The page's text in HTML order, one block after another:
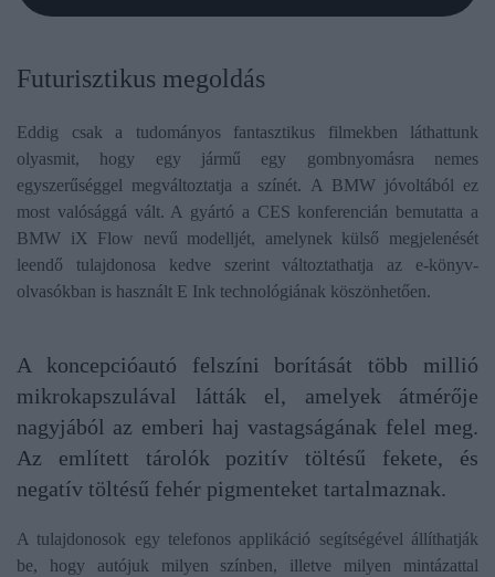
Futurisztikus megoldás
Eddig csak a tudományos fantasztikus filmekben láthattunk
olyasmit, hogy egy jármű egy gombnyomásra nemes
egyszerűséggel megváltoztatja a színét. A BMW jóvoltából ez
most valósággá vált. A gyártó a CES konferencián bemutatta a
BMW iX Flow nevű modelljét, amelynek külső megjelenését
leendő tulajdonosa kedve szerint változtathatja az e-könyv-
olvasókban is használt E Ink technológiának köszönhetően.
A koncepcióautó felszíni borítását több millió
mikrokapszulával látták el, amelyek átmérője
nagyjából az emberi haj vastagságának felel meg.
Az említett tárolók pozitív töltésű fekete, és
negatív töltésű fehér pigmenteket tartalmaznak.
A tulajdonosok egy telefonos applikáció segítségével állíthatják
be, hogy autójuk milyen színben, illetve milyen mintázattal